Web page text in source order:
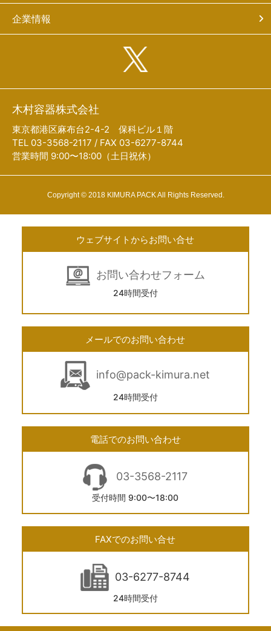
企業情報
木村容器株式会社
東京都港区麻布台2-4-2 保科ビル１階
TEL 03-3568-2117 / FAX 03-6277-8744
営業時間 9:00〜18:00（土日祝休）
Copyright © 2018 KIMURA PACK All Rights Reserved.
ウェブサイトからお問い合せ
お問い合わせフォーム
24時間受付
メールでのお問い合わせ
info@pack-kimura.net
24時間受付
電話でのお問い合わせ
03-3568-2117
受付時間 9:00〜18:00
FAXでのお問い合せ
03-6277-8744
24時間受付